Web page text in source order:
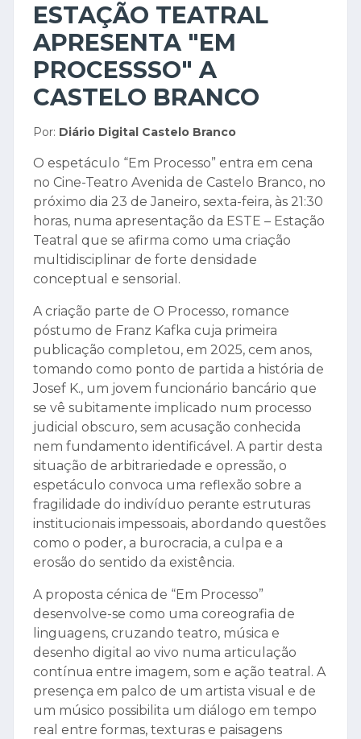
ESTAÇÃO TEATRAL
APRESENTA "EM
PROCESSSO" A
CASTELO BRANCO
Por: Diário Digital Castelo Branco
O espetáculo “Em Processo” entra em cena
no Cine-Teatro Avenida de Castelo Branco, no
próximo dia 23 de Janeiro, sexta-feira, às 21:30
horas, numa apresentação da ESTE – Estação
Teatral que se afirma como uma criação
multidisciplinar de forte densidade
conceptual e sensorial.
A criação parte de O Processo, romance
póstumo de Franz Kafka cuja primeira
publicação completou, em 2025, cem anos,
tomando como ponto de partida a história de
Josef K., um jovem funcionário bancário que
se vê subitamente implicado num processo
judicial obscuro, sem acusação conhecida
nem fundamento identificável. A partir desta
situação de arbitrariedade e opressão, o
espetáculo convoca uma reflexão sobre a
fragilidade do indivíduo perante estruturas
institucionais impessoais, abordando questões
como o poder, a burocracia, a culpa e a
erosão do sentido da existência.
A proposta cénica de “Em Processo”
desenvolve-se como uma coreografia de
linguagens, cruzando teatro, música e
desenho digital ao vivo numa articulação
contínua entre imagem, som e ação teatral. A
presença em palco de um artista visual e de
um músico possibilita um diálogo em tempo
real entre formas, texturas e paisagens